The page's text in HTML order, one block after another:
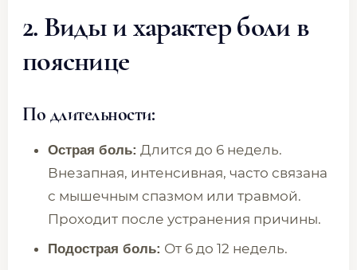
2. Виды и характер боли в
пояснице
По длительности:
Острая боль: Длится до 6 недель.
Внезапная, интенсивная, часто связана
с мышечным спазмом или травмой.
Проходит после устранения причины.
Подострая боль: От 6 до 12 недель.